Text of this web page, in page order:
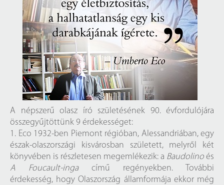
A népszerű olasz író születésének 90. évfordulójára
összegyűjtöttünk 9 érdekességet:
1. Eco 1932-ben Piemont régióban, Alessandriában, egy
észak-olaszországi kisvárosban született, melyről két
könyvében is részletesen megemlékezik: a Baudolino és
A Foucault-ingacímű regényekben. További
érdekesség, hogy Olaszország államformája ekkor még